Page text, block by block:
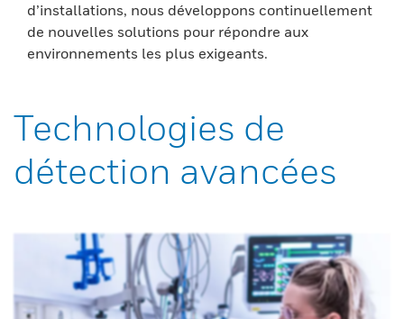
d’installations, nous développons continuellement
de nouvelles solutions pour répondre aux
environnements les plus exigeants.
Technologies de
détection avancées